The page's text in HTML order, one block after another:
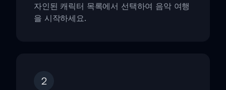
자인된 캐릭터 목록에서 선택하여 음악 여행
을 시작하세요.
2